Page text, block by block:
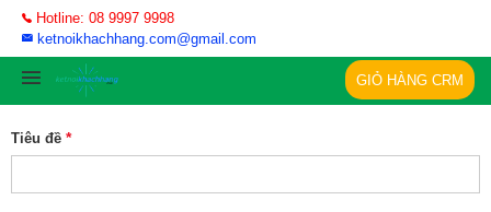
Hotline: 08 9997 9998
ketnoikhachhang.com@gmail.com
GIỎ HÀNG CRM
Tiêu đề *